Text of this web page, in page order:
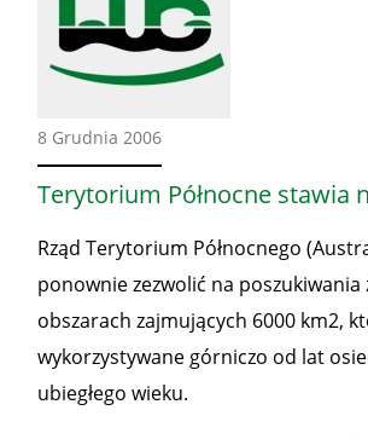
8 Grudnia 2006Ze
świata
Terytorium Północne stawia
Rząd Terytorium Północnego
ponownie zezwolić na poszukiwania
obszarach zajmujących 6000 km2,
wykorzystywane górniczo od lat
ubiegłego wieku.